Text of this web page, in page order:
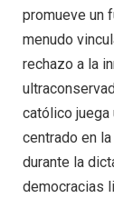
promueve un
menudo
rechazo a la
católico juega
centrado en
durante la
democracias